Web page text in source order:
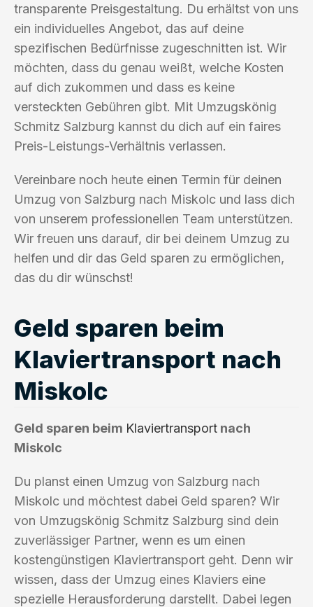
transparente Preisgestaltung. Du erhältst von uns
ein individuelles Angebot, das auf deine
spezifischen Bedürfnisse zugeschnitten ist. Wir
möchten, dass du genau weißt, welche Kosten
auf dich zukommen und dass es keine
versteckten Gebühren gibt. Mit Umzugskönig
Schmitz Salzburg kannst du dich auf ein faires
Preis-Leistungs-Verhältnis verlassen.
Vereinbare noch heute einen Termin für deinen
Umzug von Salzburg nach Miskolc und lass dich
von unserem professionellen Team unterstützen.
Wir freuen uns darauf, dir bei deinem Umzug zu
helfen und dir das Geld sparen zu ermöglichen,
das du dir wünschst!
Geld sparen beim
Klaviertransport nach
Miskolc
Geld sparen beim Klaviertransport nach
Miskolc
Du planst einen Umzug von Salzburg nach
Miskolc und möchtest dabei Geld sparen? Wir
von Umzugskönig Schmitz Salzburg sind dein
zuverlässiger Partner, wenn es um einen
kostengünstigen Klaviertransport geht. Denn wir
wissen, dass der Umzug eines Klaviers eine
spezielle Herausforderung darstellt. Dabei legen